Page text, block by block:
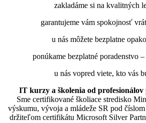
zakladáme si na kvalitných
garantujeme vám spokojnosť
u nás môžete bezplatne
ponúkame bezplatné poradenstvo
u nás vopred viete, kto vás
IT kurzy a školenia od profesionálov
Sme certifikované školiace stredisko
výskumu, vývoja a mládeže SR pod
držiteľom certifikátu Microsoft Silver